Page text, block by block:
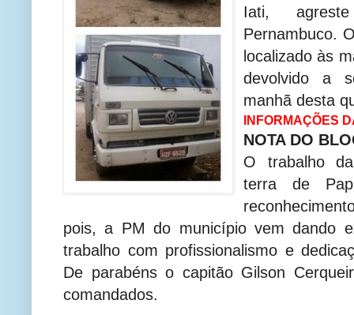
Iati,
Pernambuco.
localizado às
devolvido a
manhã desta
INFORMAÇÕES
NOTA DO
O trabalho
terra de
pois, a PM do município vem dando
trabalho com profissionalismo e
De parabéns o capitão Gilson
comandados.